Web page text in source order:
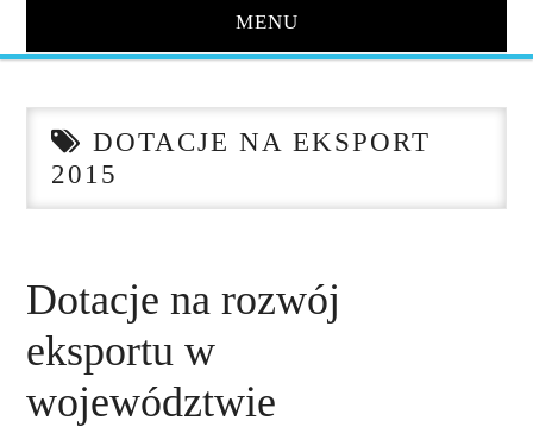
MENU
O NAS
DORADZTWO
PLAN ROZWOJU EKSPORTU
PROEXIO
DOTACJE NA EKSPORT
2015
Dotacje na rozwój
eksportu w
województwie